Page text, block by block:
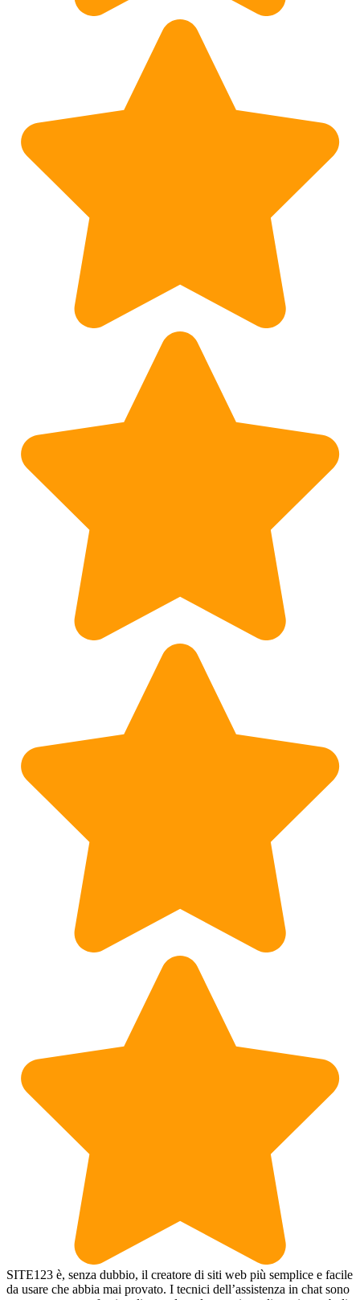
SITE123 è, senza dubbio, il creatore di siti web più semplice e facile
da usare che abbia mai provato. I tecnici dell’assistenza in chat sono